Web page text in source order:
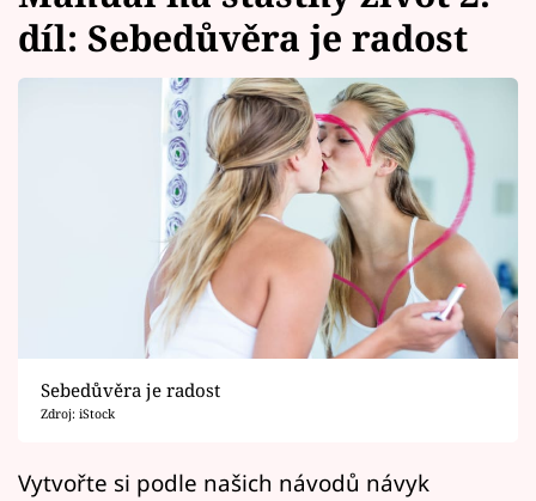
Témata
Horoskopy
Sledujte prima+
Filmový festival Karlovy Vary
díl: Sebedůvěra je radost
Sebedůvěra je radost
Zdroj: iStock
Vytvořte si podle našich návodů návyk